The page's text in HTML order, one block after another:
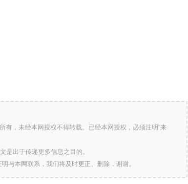
有，未经本网授权不得转载。已经本网授权，必须注明“来
是出于传递更多信息之目的。
与本网联系，我们将及时更正、删除，谢谢。